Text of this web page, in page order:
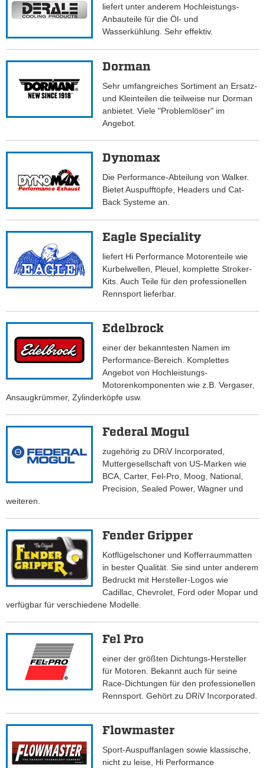
liefert unter anderem Hochleistungs-
Anbauteile für die Öl- und
Wasserkühlung. Sehr effektiv.
Dorman
Sehr umfangreiches Sortiment an Ersatz-
und Kleinteilen die teilweise nur Dorman
anbietet. Viele "Problemlöser" im
Angebot.
Dynomax
Die Performance-Abteilung von Walker.
Bietet Auspufftöpfe, Headers und Cat-
Back Systeme an.
Eagle Speciality
liefert Hi Performance Motorenteile wie
Kurbelwellen, Pleuel, komplette Stroker-
Kits. Auch Teile für den professionellen
Rennsport lieferbar.
Edelbrock
einer der bekanntesten Namen im
Performance-Bereich. Komplettes
Angebot von Hochleistungs-
Motorenkomponenten wie z.B. Vergaser,
Ansaugkrümmer, Zylinderköpfe usw.
Federal Mogul
zugehörig zu DRiV Incorporated,
Muttergesellschaft von US-Marken wie
BCA, Carter, Fel-Pro, Moog, National,
Precision, Sealed Power, Wagner und
weiteren.
Fender Gripper
Kotflügelschoner und Kofferraummatten
in bester Qualität. Sie sind unter anderem
Bedruckt mit Hersteller-Logos wie
Cadillac, Chevrolet, Ford oder Mopar und
verfügbar für verschiedene Modelle.
Fel Pro
einer der größten Dichtungs-Hersteller
für Motoren. Bekannt auch für seine
Race-Dichtungen für den professionellen
Rennsport. Gehört zu DRiV Incorporated.
Flowmaster
Sport-Auspuffanlagen sowie klassische,
nicht zu leise, Hi Performance